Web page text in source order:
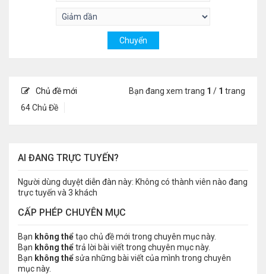
Chủ đề mới
64 Chủ Đề
Bạn đang xem trang 1 / 1 trang
AI ĐANG TRỰC TUYẾN?
Người dùng duyệt diễn đàn này: Không có thành viên nào đang
trực tuyến và 3 khách
CẤP PHÉP CHUYÊN MỤC
Bạn không thểtạo chủ đề mới trong chuyên mục này.
Bạn không thểtrả lời bài viết trong chuyên mục này.
Bạn không thểsửa những bài viết của mình trong chuyên
mục này.